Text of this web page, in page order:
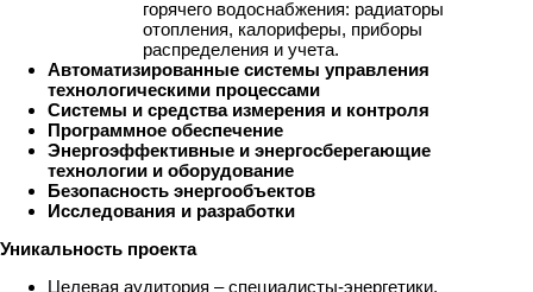
горячего водоснабжения: радиаторы
отопления, калориферы, приборы
распределения и учета.
Автоматизированные системы управления
технологическими процессами
Системы и средства измерения и контроля
Программное обеспечение
Энергоэффективные и энергосберегающие
технологии и оборудование
Безопасность энергообъектов
Исследования и разработки
Уникальность проекта
Целевая аудитория – специалисты-энергетики,